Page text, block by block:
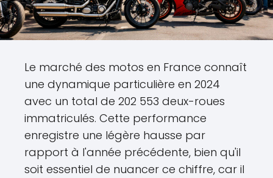
Le marché des motos en France connaît
une dynamique particulière en 2024
avec un total de 202 553 deux-roues
immatriculés. Cette performance
enregistre une légère hausse par
rapport à l'année précédente, bien qu'il
soit essentiel de nuancer ce chiffre, car il